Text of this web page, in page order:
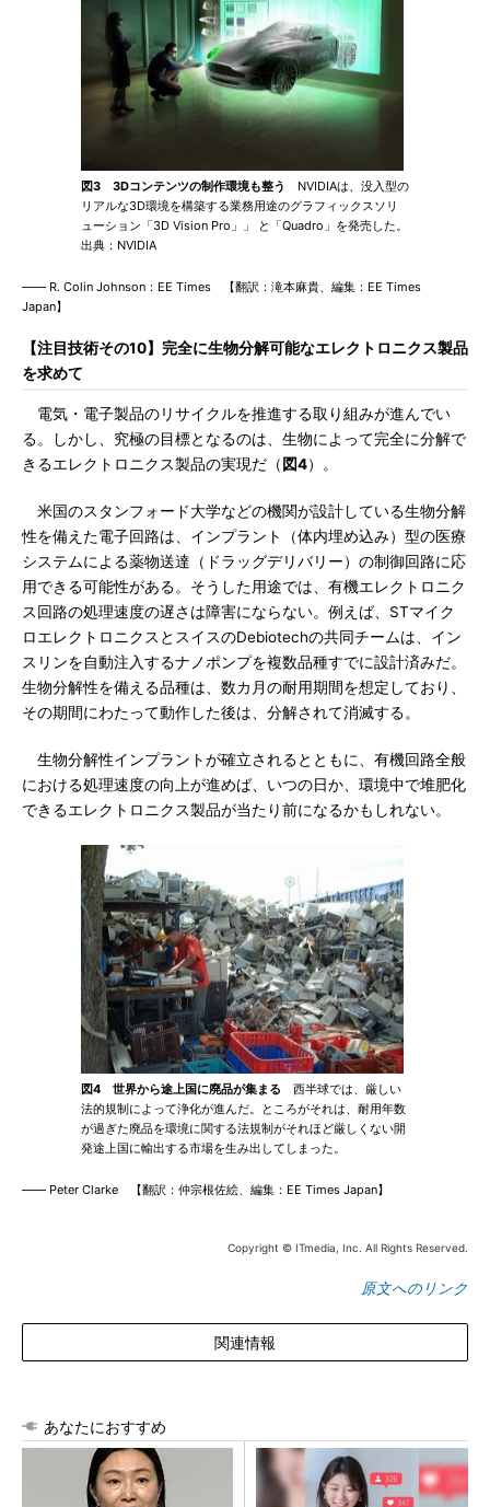
図3 3Dコンテンツの制作環境も整う
NVIDIAは、没入型の
リアルな3D環境を構築する業務用途のグラフィックスソリ
ューション「3D Vision Pro」」 と「Quadro」を発売した。
出典：NVIDIA
―― R. Colin Johnson：EE Times 【翻訳：滝本麻貴、編集：EE Times
Japan】
【注目技術その10】完全に生物分解可能なエレクトロニクス製品
を求めて
電気・電子製品のリサイクルを推進する取り組みが進んでい
る。しかし、究極の目標となるのは、生物によって完全に分解で
きるエレクトロニクス製品の実現だ（ 図4）。
米国のスタンフォード大学などの機関が設計している生物分解
性を備えた電子回路は、インプラント（体内埋め込み）型の医療
システムによる薬物送達（ドラッグデリバリー）の制御回路に応
用できる可能性がある。そうした用途では、有機エレクトロニク
ス回路の処理速度の遅さは障害にならない。例えば、STマイク
ロエレクトロニクスとスイスのDebiotechの共同チームは、イン
スリンを自動注入するナノポンプを複数品種すでに設計済みだ。
生物分解性を備える品種は、数カ月の耐用期間を想定しており、
その期間にわたって動作した後は、分解されて消滅する。
生物分解性インプラントが確立されるとともに、有機回路全般
における処理速度の向上が進めば、いつの日か、環境中で堆肥化
できるエレクトロニクス製品が当たり前になるかもしれない。
図4 世界から途上国に廃品が集まる 西半球では、厳しい
法的規制によって浄化が進んだ。ところがそれは、耐用年数
が過ぎた廃品を環境に関する法規制がそれほど厳しくない開
発途上国に輸出する市場を生み出してしまった。
―― Peter Clarke 【翻訳：仲宗根佐絵、編集：EE Times Japan】
Copyright © ITmedia, Inc. All Rights Reserved.
原文へのリンク
関連情報
あなたにおすすめ